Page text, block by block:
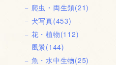
爬虫・両生類(21)
犬写真(453)
花・植物(112)
風景(144)
魚・水中生物(25)